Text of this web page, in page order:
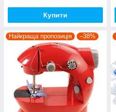
Купити
Найкраща пропозиція –38%